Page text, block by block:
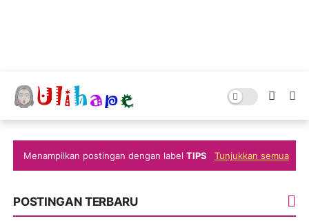
Menampilkan postingan dengan labelTIPS Tunjukkan semua
POSTINGAN TERBARU